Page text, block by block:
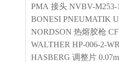
PMA 接头 NVBV-M253-
BONESI PNEUMATIK
NORDSON 热熔胶枪
WALTHER HP-006-2-
HASBERG 调整片